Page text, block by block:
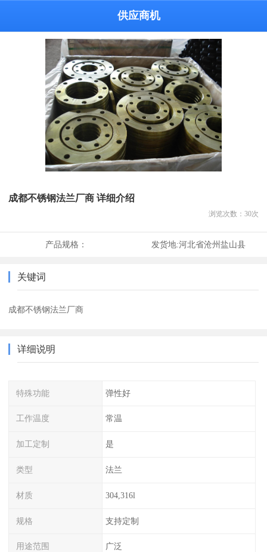
供应商机
成都不锈钢法兰厂商 详细介绍
浏览次数： 30次
产品规格： 发货地:河北省沧州盐山县
关键词
成都不锈钢法兰厂商
详细说明
特殊功能 弹性好
工作温度 常温
加工定制 是
类型 法兰
材质 304,316l
规格 支持定制
用途范围 广泛